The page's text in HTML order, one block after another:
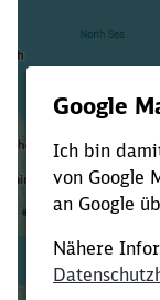
Verkürze